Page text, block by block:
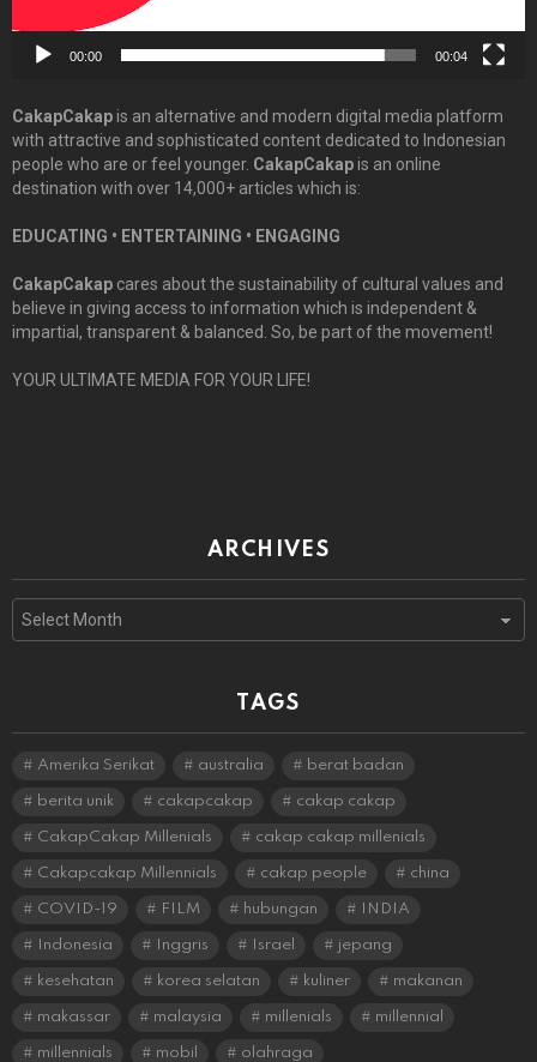
00:00 00:04
CakapCakapis an alternative and modern digital media platform
with attractive and sophisticated content dedicated to Indonesian
people who are or feel younger. CakapCakapis an online
destination with over 14,000+ articles which is:
EDUCATING • ENTERTAINING • ENGAGING
CakapCakap cares about the sustainability of cultural values and
believe in giving access to information which is independent &
impartial, transparent & balanced. So, be part of the movement!
YOUR ULTIMATE MEDIA FOR YOUR LIFE!
ARCHIVES
Archives
TAGS
Amerika Serikat australia berat badan
berita unik cakapcakap cakap cakap
CakapCakap Millenials cakap cakap millenials
Cakapcakap Millennials cakap people china
COVID-19 FILM hubungan INDIA
Indonesia Inggris Israel jepang
kesehatan korea selatan kuliner makanan
makassar malaysia millenials millennial
millennials mobil olahraga